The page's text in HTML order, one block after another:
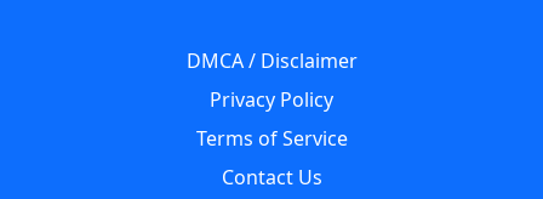
DMCA / Disclaimer
Privacy Policy
Terms of Service
Contact Us